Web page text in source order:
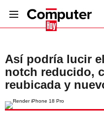
Así podría lucir
notch reducido,
reubicada y